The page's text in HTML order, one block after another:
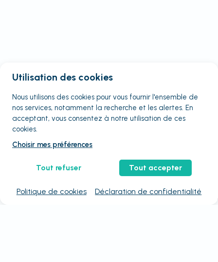
Utilisation des cookies
Nous utilisons des cookies pour vous fournir l'ensemble de
nos services, notamment la recherche et les alertes. En
acceptant, vous consentez à notre utilisation de ces
cookies.
Choisir mes préférences
Tout refuser Tout accepter
Politique de cookies Déclaration de confidentialité